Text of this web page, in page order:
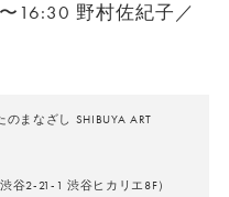
16:30 野村佐紀子／
まなざし SHIBUYA ART
谷2-21-1 渋谷ヒカリエ8F）